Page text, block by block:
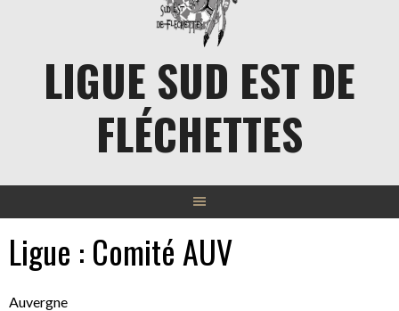
LIGUE SUD EST DE
FLÉCHETTES
Ligue : Comité AUV
Auvergne